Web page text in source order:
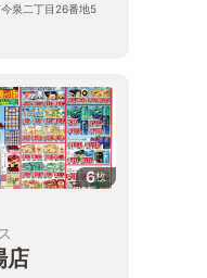
泉二丁目26番地5
6枚
店